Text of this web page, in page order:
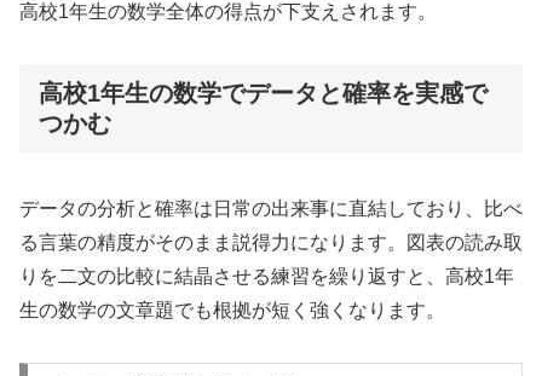
高校1年生の数学全体の得点が下支えされます。
高校1年生の数学でデータと確率を実感で
つかむ
データの分析と確率は日常の出来事に直結しており、比べ
る言葉の精度がそのまま説得力になります。図表の読み取
りを二文の比較に結晶させる練習を繰り返すと、高校1年
生の数学の文章題でも根拠が短く強くなります。